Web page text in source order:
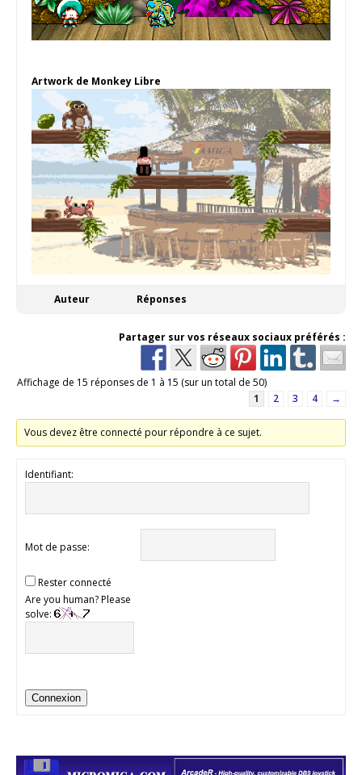
Artwork de Monkey Libre
Auteur Réponses
Partager sur vos réseaux sociaux préférés :
Affichage de 15 réponses de 1 à 15 (sur un total de 50)
1
2 3 4 →
Vous devez être connecté pour répondre à ce sujet.
Identifiant:
Mot de passe:
Rester connecté
Are you human? Please
solve:
Connexion